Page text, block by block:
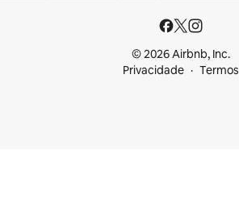
© 2026 Airbnb, Inc.
Privacidade
Termos